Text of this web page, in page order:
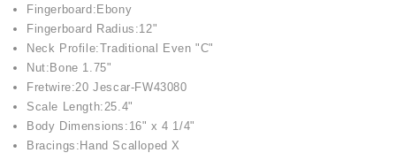
Fingerboard:Ebony
Fingerboard Radius:12"
Neck Profile:Traditional Even "C"
Nut:Bone 1.75"
Fretwire:20 Jescar-FW43080
Scale Length:25.4"
Body Dimensions:16" x 4 1/4"
Bracings:Hand Scalloped X